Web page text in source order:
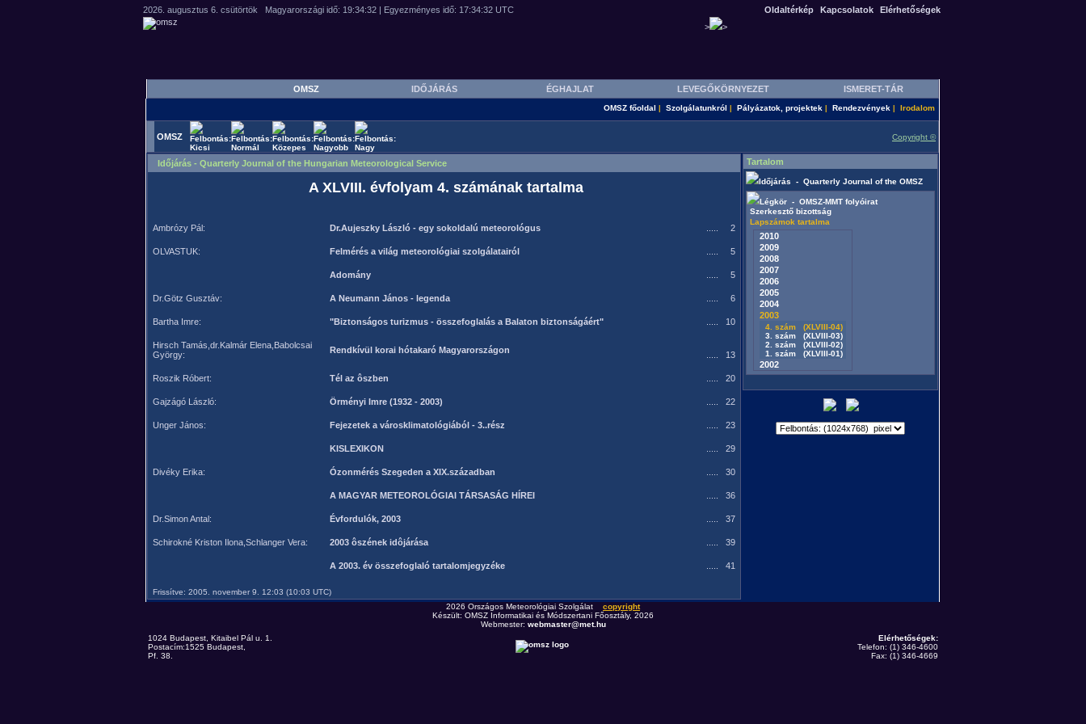
Elérhetőségek
Kapcsolatok
Oldaltérkép
>
>
OMSZ IDŐJÁRÁS ÉGHAJLAT LEVEGŐKÖRNYEZET ISMERET-TÁR
OMSZ főoldal Szolgálatunkról Pályázatok, projektek Rendezvények Irodalom
OMSZ Copyright ©
Időjárás - Quarterly Journal of the Hungarian Meteorological Service
A XLVIII. évfolyam 4. számának tartalma
Ambrózy Pál: Dr.Aujeszky László - egy sokoldalú meteorológus 2
OLVASTUK: Felmérés a világ meteorológiai szolgálatairól 5
Adomány 5
Dr.Götz Gusztáv: A Neumann János - legenda 6
Bartha Imre: "Biztonságos turizmus - összefoglalás a Balaton biztonságáért" 10
Hirsch Tamás,dr.Kalmár Elena,Babolcsai
György:
Rendkívül korai hótakaró Magyarországon 13
Roszik Róbert: Tél az ôszben 20
Gajzágó László: Örményi Imre (1932 - 2003) 22
Unger János: Fejezetek a városklimatológiából - 3..rész 23
KISLEXIKON 29
Divéky Erika: Ózonmérés Szegeden a XIX.században 30
A MAGYAR METEOROLÓGIAI TÁRSASÁG HÍREI 36
Dr.Simon Antal: Évfordulók, 2003 37
Schirokné Kriston Ilona,Schlanger Vera: 2003 ôszének idôjárása 39
A 2003. év összefoglaló tartalomjegyzéke 41
Frissítve: 2005. november 9. 12:03 (10:03 UTC)
Tartalom
Időjárás - Quarterly Journal of the OMSZ
Légkör - OMSZ-MMT folyóirat
Szerkesztő bizottság
Lapszámok tartalma
2010
2009
2008
2007
2006
2005
2004
2003
4. szám (XLVIII-04)
3. szám (XLVIII-03)
2. szám (XLVIII-02)
1. szám (XLVIII-01)
2002
2026 Országos Meteorológiai Szolgálat copyright
Készült: OMSZ Informatikai és Módszertani Főosztály, 2026
Webmester: webmaster@met.hu
1024 Budapest, Kitaibel Pál u. 1.
Postacím:1525 Budapest,
Pf. 38.
Elérhetőségek:
Telefon: (1) 346-4600
Fax: (1) 346-4669